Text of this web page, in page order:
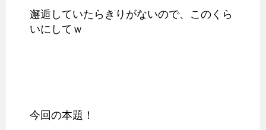
邂逅していたらきりがないので、このくら
いにしてｗ
今回の本題！